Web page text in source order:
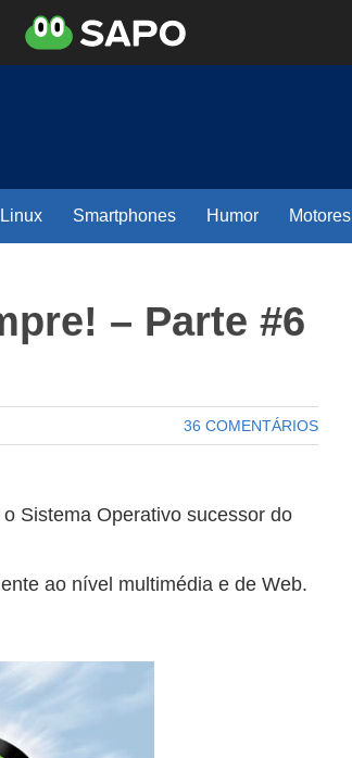
Linux Smartphones Humor Motores
– Parte #6
36 COMENTÁRIOS
Sistema Operativo sucessor do
ao nível multimédia e de Web.